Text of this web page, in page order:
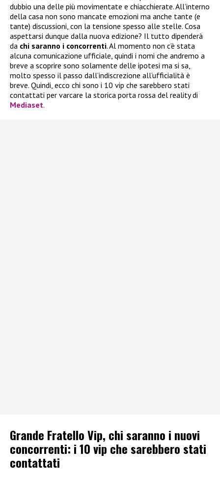
dubbio una delle più movimentate e chiacchierate. All’interno
della casa non sono mancate emozioni ma anche tante (e
tante) discussioni, con la tensione spesso alle stelle. Cosa
aspettarsi dunque dalla nuova edizione? Il tutto dipenderà
da chi saranno i concorrenti. Al momento non c’è stata
alcuna comunicazione ufficiale, quindi i nomi che andremo a
breve a scoprire sono solamente delle ipotesi ma si sa,
molto spesso il passo dall’indiscrezione all’ufficialità è
breve. Quindi, ecco chi sono i 10 vip che sarebbero stati
contattati per varcare la storica porta rossa del reality di
Mediaset.
Grande Fratello Vip, chi saranno i nuovi
concorrenti: i 10 vip che sarebbero stati
contattati